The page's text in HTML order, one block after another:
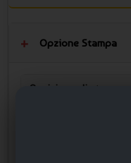
Opzione Stampa
Posizione di stampa